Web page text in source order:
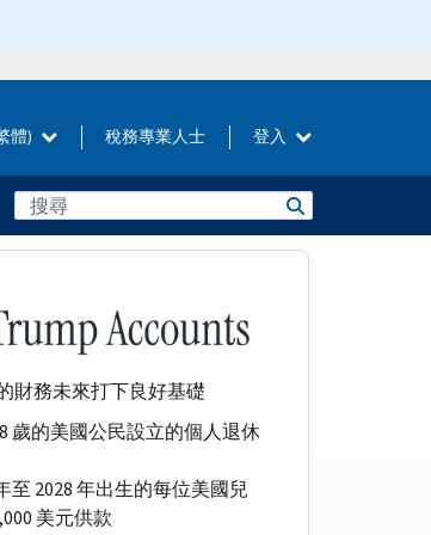
體) 稅務專業人士 登入
財務未來打下良好基礎
歲的美國公民設立的個人退休
至 2028 年出生的每位美國兒
美元供款